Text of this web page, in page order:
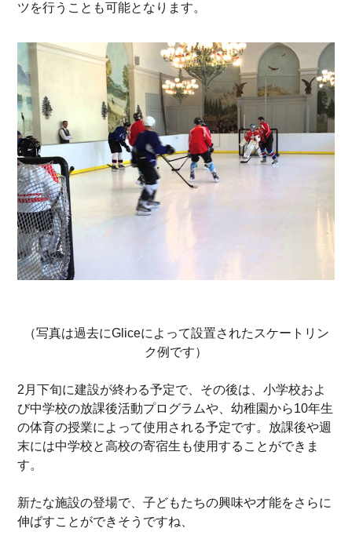
ツを行うことも可能となります。
（写真は過去にGliceによって設置されたスケートリン
ク例です）
2月下旬に建設が終わる予定で、その後は、小学校およ
び中学校の放課後活動プログラムや、幼稚園から10年生
の体育の授業によって使用される予定です。放課後や週
末には中学校と高校の寄宿生も使用することができま
す。
新たな施設の登場で、子どもたちの興味や才能をさらに
伸ばすことができそうですね、